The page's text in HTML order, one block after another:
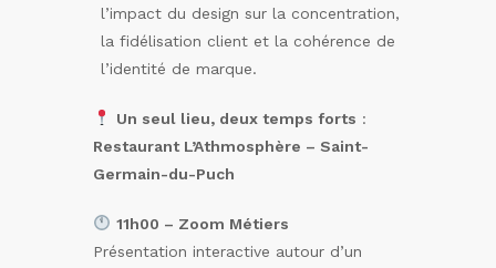
l’impact du design sur la concentration,
la fidélisation client et la cohérence de
l’identité de marque.
Un seul lieu, deux temps forts :
Restaurant L’Athmosphère – Saint-
Germain-du-Puch
11h00 – Zoom Métiers
Présentation interactive autour d’un